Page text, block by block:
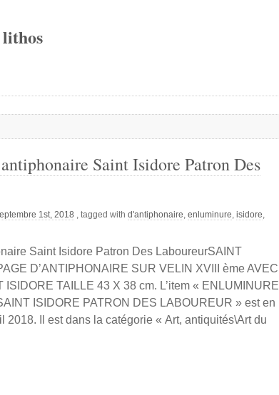
Saint Isidore Patron Des
1st, 2018 , tagged with d'antiphonaire, enluminure, isidore,
Saint Isidore Patron Des LaboureurSAINT
D’ANTIPHONAIRE SUR VELIN XVIII ème AVEC
TAILLE 43 X 38 cm. L’item « ENLUMINURE
ISIDORE PATRON DES LABOUREUR » est en
2018. Il est dans la catégorie « Art, antiquités\Art du